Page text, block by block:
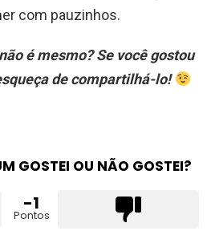
com pauzinhos.
é mesmo? Se você gostou
de compartilhá-lo!
GOSTEI OU NÃO GOSTEI?
-1
Pontos